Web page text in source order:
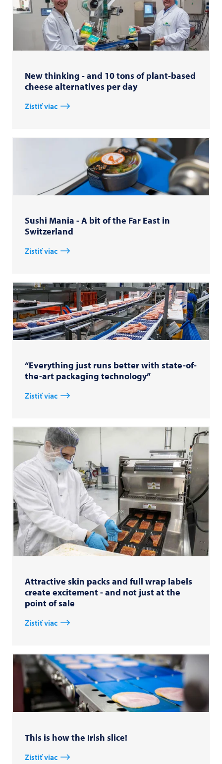
New thinking - and 10 tons of plant-based
cheese alternatives per day
Zistiť viac
Sushi Mania - A bit of the Far East in
Switzerland
Zistiť viac
“Everything just runs better with state-of-
the-art packaging technology”
Zistiť viac
Attractive skin packs and full wrap labels
create excitement - and not just at the
point of sale
Zistiť viac
This is how the Irish slice!
Zistiť viac